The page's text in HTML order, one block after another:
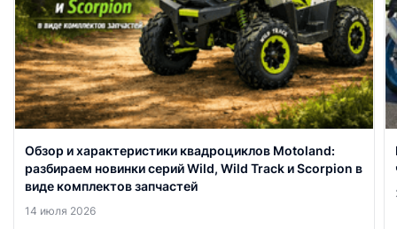
Обзор и характеристики квадроциклов Motoland:
разбираем новинки серий Wild, Wild Track и Scorpion в
виде комплектов запчастей
14 июля 2026